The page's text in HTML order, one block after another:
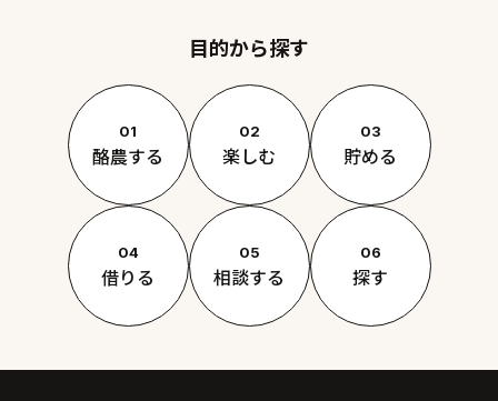
目的から探す
01
酪農する
02
楽しむ
03
貯める
04
借りる
05
相談する
06
探す